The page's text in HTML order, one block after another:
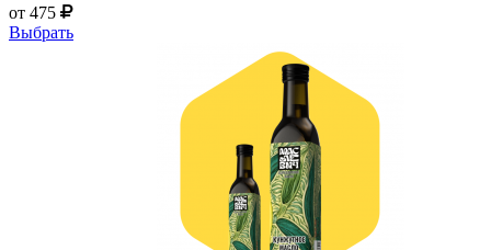
от 475
Выбрать